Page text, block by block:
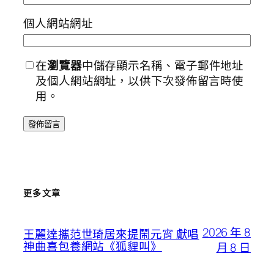
個人網站網址
在瀏覽器中儲存顯示名稱、電子郵件地址
及個人網站網址，以供下次發佈留言時使
用。
更多文章
王麗達攜范世琦居來提鬧元宵 獻唱
神曲喜包養網站《狐貍叫》
2026 年 8
月 8 日